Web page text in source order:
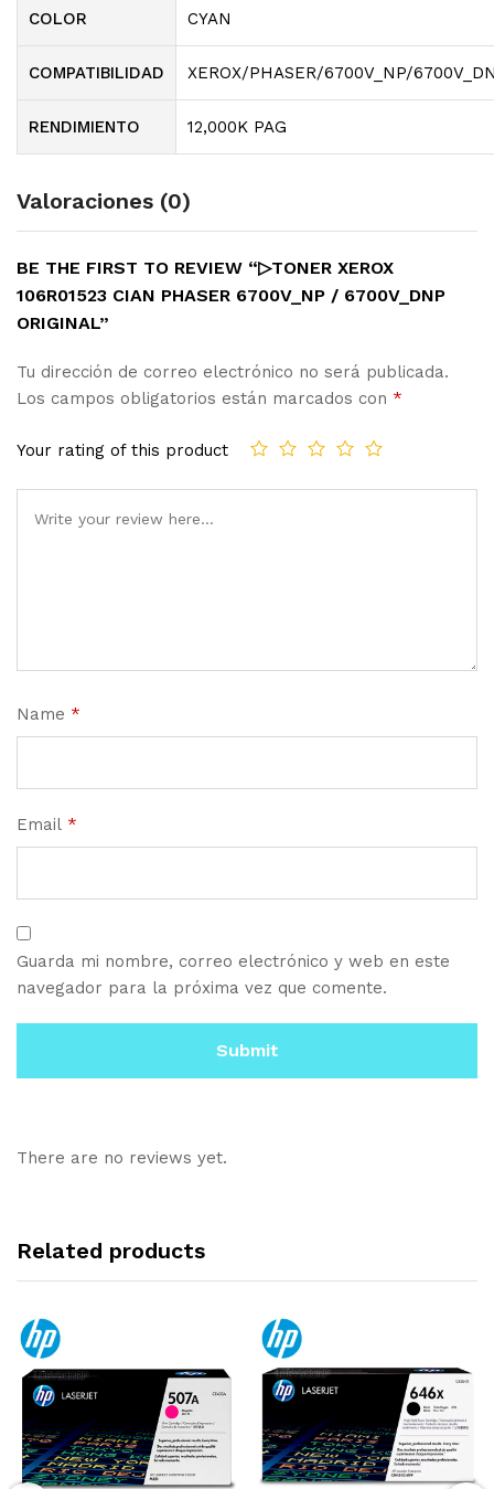
COLOR CYAN
COMPATIBILIDAD XEROX/PHASER/6700V_NP/
RENDIMIENTO 12,000K PAG
Valoraciones (0)
BE THE FIRST TO REVIEW “▷TONER XEROX
106R01523 CIAN PHASER 6700V_NP / 6700V_DNP
ORIGINAL”
Tu dirección de correo electrónico no será publicada.
Los campos obligatorios están marcados con *
Your rating of this product
Name *
Email *
Guarda mi nombre, correo electrónico y web en este
navegador para la próxima vez que comente.
There are no reviews yet.
Related products